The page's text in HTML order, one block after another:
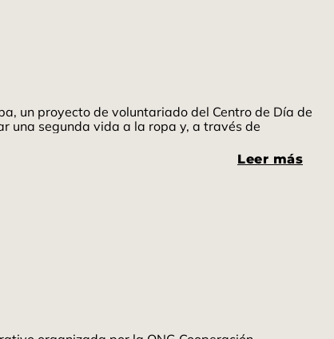
un proyecto de voluntariado del Centro de Día de
una segunda vida a la ropa y, a través de
Leer más